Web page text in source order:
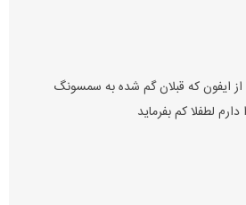
ایفون که قبلان گم شده به سمسونگ
لطفلا کم بفرماید